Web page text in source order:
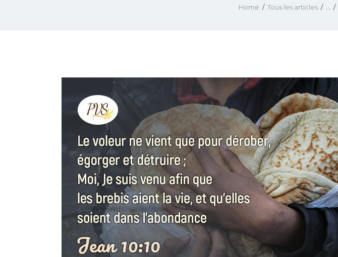
Home Tous les articles